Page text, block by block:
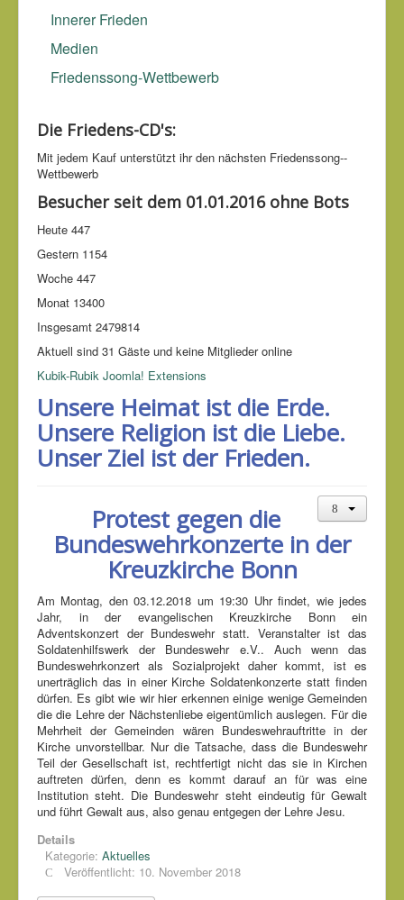
glaube jetzt, dass, wenn man sich gründlich auf den Krieg
1951)
Innerer Frieden
Medien
Friedenssong-Wettbewerb
Die Friedens-CD's:
Mit jedem Kauf unter­stützt ihr den nächsten Friedens­song-­
Wettbe­werb
Besucher seit dem 01.01.2016 ohne Bots
Heute 447
Gestern 1154
Woche 447
Monat 13400
Insgesamt 2479814
Aktuell sind 31 Gäste und keine Mitglieder online
Kubik-Rubik Joomla! Extensions
Unsere Heimat ist die Erde.
Unsere Religion ist die Liebe.
Unser Ziel ist der Frieden.
Protest gegen die
Bundeswehrkonzerte in der
Kreuzkirche Bonn
Am Montag, den 03.12.2018 um 19:30 Uhr findet, wie jedes
Jahr, in der evangelischen Kreuzkirche Bonn ein
Adventskonzert der Bundeswehr statt. Veranstalter ist das
Soldatenhilfswerk der Bundeswehr e.V.. Auch wenn das
Bundeswehrkonzert als Sozialprojekt daher kommt, ist es
unerträglich das in einer Kirche Soldatenkonzerte statt finden
dürfen. Es gibt wie wir hier erkennen einige wenige Gemeinden
die die Lehre der Nächstenliebe eigentümlich auslegen. Für die
Mehrheit der Gemeinden wären Bundeswehrauftritte in der
Kirche unvorstellbar. Nur die Tatsache, dass die Bundeswehr
Teil der Gesellschaft ist, rechtfertigt nicht das sie in Kirchen
auftreten dürfen, denn es kommt darauf an für was eine
Institution steht. Die Bundeswehr steht eindeutig für Gewalt
und führt Gewalt aus, also genau entgegen der Lehre Jesu.
Details
Kategorie: Aktuelles
Veröffentlicht: 10. November 2018